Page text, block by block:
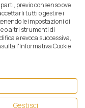
Rea 471793 - C.S. €
per la sicurezza è un
Termini e condizioni di
previo consenso ove
tutti o gestire i
le impostazioni di
o altri strumenti di
e revoca successiva,
l'Informativa Cookie
Gestisci